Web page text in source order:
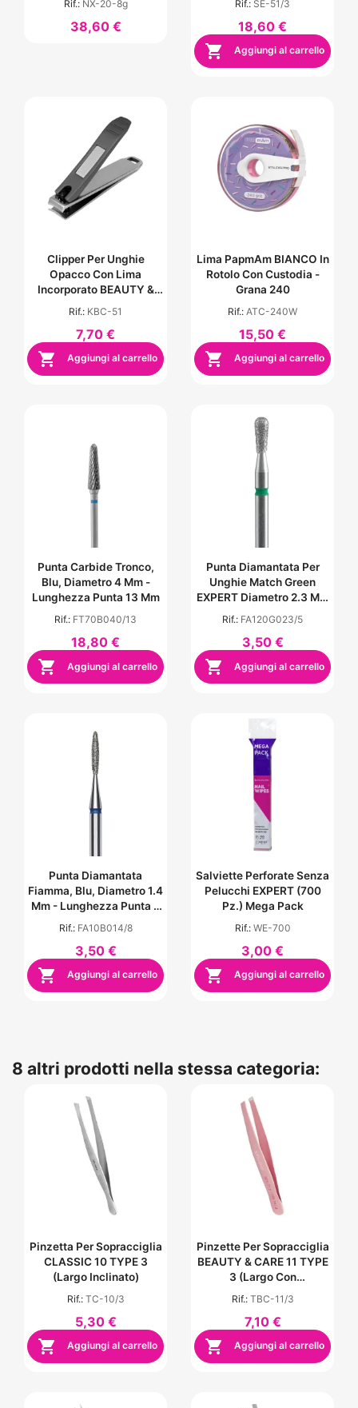
Rif.: NX-20-8g
38,60 €
Rif.: SE-51/3
18,60 €
 Aggiungi al carrello
Clipper Per Unghie
Opacco Con Lima
Incorporato BEAUTY &
Rif.: KBC-51
7,70 €
 Aggiungi al carrello
Lima PapmAm BIANCO In
Rotolo Con Custodia -
Grana 240
Rif.: ATC-240W
15,50 €
 Aggiungi al carrello
Punta Carbide Tronco,
Blu, Diametro 4 Mm -
Lunghezza Punta 13 Mm
Rif.: FT70B040/13
18,80 €
 Aggiungi al carrello
Punta Diamantata Per
Unghie Match Green
EXPERT Diametro 2.3 Mm
/ Parte Operativa 5 Mm
Rif.: FA120G023/5
3,50 €
 Aggiungi al carrello
Punta Diamantata
Fiamma, Blu, Diametro 1.4
Mm - Lunghezza Punta 8
Rif.: FA10B014/8
3,50 €
 Aggiungi al carrello
Salviette Perforate Senza
Pelucchi EXPERT (700
Pz.) Mega Pack
Rif.: WE-700
3,00 €
 Aggiungi al carrello
8 altri prodotti nella stessa categoria:
Pinzetta Per Sopracciglia
CLASSIC 10 TYPE 3
(largo Inclinato)
Rif.: TC-10/3
5,30 €
 Aggiungi al carrello
Pinzette Per Sopracciglia
BEAUTY & CARE 11 TYPE
3 (largo Con
Inclinazione) - Colore
Rif.: TBC-11/3
7,10 €
 Aggiungi al carrello